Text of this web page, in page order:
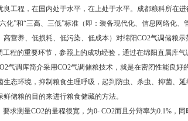
良工程，在国内处于水平，在上处于水平。成都粮科所在
化”和“三高、三低”标准（即：装备现代化、信息网络化
高营养、低损耗、低污染、低成本）对绵阳CO2气调储粮
工程的重要环节，参照上的成功经验，通过在绵阳直属库
气调库简介采用CO2气调储粮技术，就是在密闭性能良好
生态环境，抑制粮食生理呼吸，起到防虫、杀虫、抑菌、
储粮的目的来进行粮食储藏的方法。
求测量CO2的量程很宽，为0- CO2而且分辩率为0.1%，